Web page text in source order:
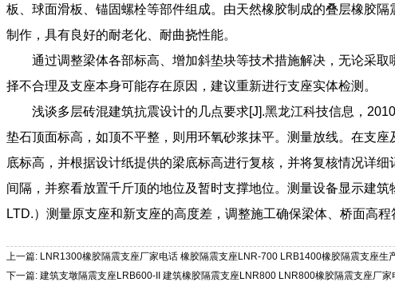
板、球面滑板、锚固螺栓等部件组成。由天然橡胶制成的叠层橡胶
制作，具有良好的耐老化、耐曲挠性能。
通过调整梁体各部标高、增加斜垫块等技术措施解决，无论采
择不合理及支座本身可能存在原因，建议重新进行支座实体检测。
浅谈多层砖混建筑抗震设计的几点要求[J].黑龙江科技信息，
垫石顶面标高，如顶不平整，则用环氧砂浆抹平。测量放线。在支
底标高，并根据设计纸提供的梁底标高进行复核，并将复核情况详
间隔，并察看放置千斤顶的地位及暂时支撑地位。测量设备显示建
LTD.）测量原支座和新支座的高度差，调整施工确保梁体、桥面高程
上一篇: LNR1300橡胶隔震支座厂家电话 橡胶隔震支座LNR-700 LRB1400橡胶隔震支座生
下一篇: 建筑支墩隔震支座LRB600-II 建筑橡胶隔震支座LNR800 LNR800橡胶隔震支座厂家